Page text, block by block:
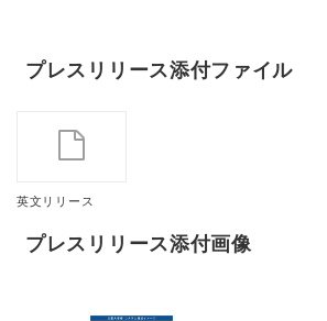
プレスリリース添付ファイル
英文リリース
プレスリリース添付画像